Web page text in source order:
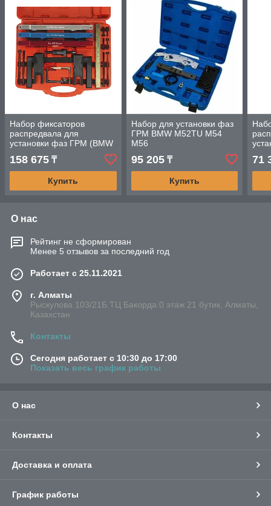
Набор фиксаторов
распредвала для
установки фаз ГРМ (BMW
N51,N52,N53,N54,N55)
JTC
158 675 ₸
Купить
Набор для установки фаз
ГРМ BMW M52TU M54
M56
95 205₸
Купить
71
О нас
Рейтинг не сформирован
Менее 5 отзывов за последний год
Работает с 25.11.2021
г. Алматы
Рыскулова 103/21Б.ТЦ Бакорда.0 этаж 21 бутик, Алматы,
Казахстан
Контакты
Сегодня работает с 10:30 до 17:00
Показать весь график работы
О нас
Контакты
Доставка и оплата
График работы